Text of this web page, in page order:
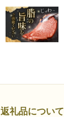
返礼品について